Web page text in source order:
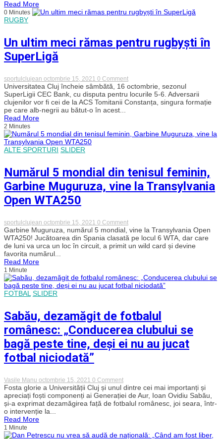
Ripensia.
Read More
0 Minutes
RUGBY
Un ultim meci rămas pentru rugbyști în
SuperLigă
sportulclujean octombrie 15, 2021 0 Commenton
Un
ultim
meci
rămas
SuperLigă
Universitatea Cluj încheie sâmbătă, 16 octombrie, sezonul
SuperLigii CEC Bank, cu disputa pentru locurile 5-6. Adversarii
clujenilor vor fi cei de la ACS Tomitanii Constanța, singura formație
pe care alb-negrii au bătut-o în acest...
Read More
2 Minutes
ALTE SPORTURI SLIDER
Numărul 5 mondial din tenisul feminin,
Garbine Muguruza, vine la Transylvania
Open WTA250
sportulclujean octombrie 15, 2021 0 Commenton
Numărul
5
mondial
din
Muguruza,
vine
la
WTA250
Garbine Muguruza, numărul 5 mondial, vine la Transylvania Open
WTA250! Jucătoarea din Spania clasată pe locul 6 WTA, dar care
de luni va urca un loc în circuit, a primit un wild card și devine
favorita numărul...
Read More
1 Minute
FOTBAL SLIDER
Sabău, dezamăgit de fotbalul
românesc: „Conducerea clubului se
bagă peste tine, deși ei nu au jucat
fotbal niciodată”
Vasile Manu octombrie 15, 2021 0 Commenton
Sabău,
dezamăgit
de
fotbalul
se
Fosta glorie a Universității Cluj și unul dintre cei mai importanți și
apreciați foști componenți ai Generației de Aur, Ioan Ovidiu Sabău,
și-a exprimat dezamăgirea față de fotbalul românesc, joi seara, într-
o intervenție la...
Read More
1 Minute